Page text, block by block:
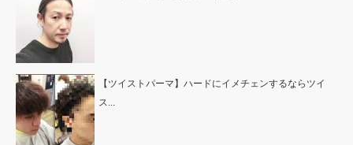
【ツイストパーマ】ハードにイメチェンするならツイ
ス...